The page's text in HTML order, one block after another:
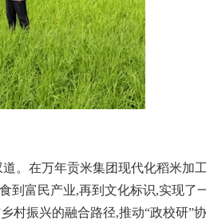
。在万年贡米集团现代化稻米加
到富民产业,再到文化标识,实现了
村振兴的融合路径,推动“政校研”协